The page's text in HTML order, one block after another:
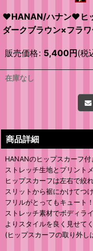
♥HANAN/ハナン♥ヒ
ダークブラウン×フラ
販売価格: 5,400円(税
在庫なし
商品詳細
HANANのヒップスカーフ付
ストレッチ生地とプリント
ヒップスカーフは左右で絞
スリットから裾にかけてつ
フリルがとってもキュート！
ストレッチ素材でボディラ
よりスタイルを良く見せてく
(ヒップスカーフの取り外し